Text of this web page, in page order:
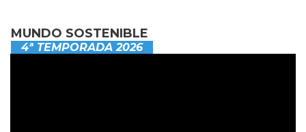
MUNDO SOSTENIBLE
4ª TEMPORADA 2026